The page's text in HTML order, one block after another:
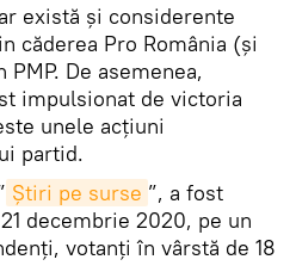
există și considerente
căderea Pro România (și
PMP. De asemenea,
impulsionat de victoria
unele acțiuni
partid.
Știri pe surse ”, a fost
decembrie 2020, pe un
votanţi în vârstă de 18